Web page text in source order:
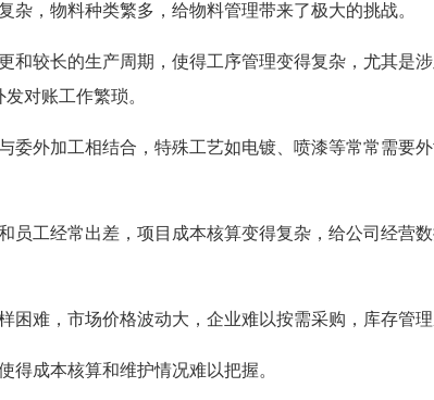
整合型贸易
工业设备贸易
查看更多>
数字车间
进销存管理
杂，物料种类繁多，给物料管理带来了极大的挑战。
和较长的生产周期，使得工序管理变得复杂，尤其是
对账工作繁琐。
委外加工相结合，特殊工艺如电镀、喷漆等常常需要
员工经常出差，项目成本核算变得复杂，给公司经营
困难，市场价格波动大，企业难以按需采购，库存管理
得成本核算和维护情况难以把握。